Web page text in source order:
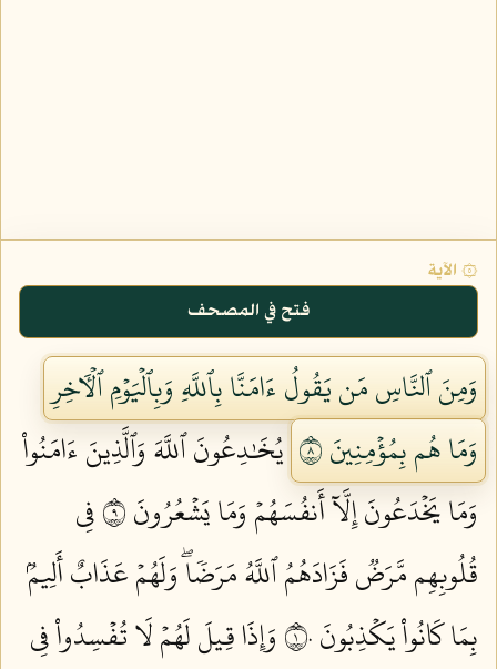
۞ الآية
فتح في المصحف
وَمِنَ ٱلنَّاسِ مَن يَقُولُ ءَامَنَّا بِٱللَّهِ وَبِٱلۡيَوۡمِ ٱلۡأٓخِرِ
وَمَا هُم بِمُؤۡمِنِينَ ٨
يُخَٰدِعُونَ ٱللَّهَ وَٱلَّذِينَ ءَامَنُواْ
وَمَا يَخۡدَعُونَ إِلَّآ أَنفُسَهُمۡ وَمَا يَشۡعُرُونَ ٩
فِي
قُلُوبِهِم مَّرَضٞ فَزَادَهُمُ ٱللَّهُ مَرَضٗاۖ وَلَهُمۡ عَذَابٌ أَلِيمُۢ
بِمَا كَانُواْ يَكۡذِبُونَ ١٠
وَإِذَا قِيلَ لَهُمۡ لَا تُفۡسِدُواْ فِي